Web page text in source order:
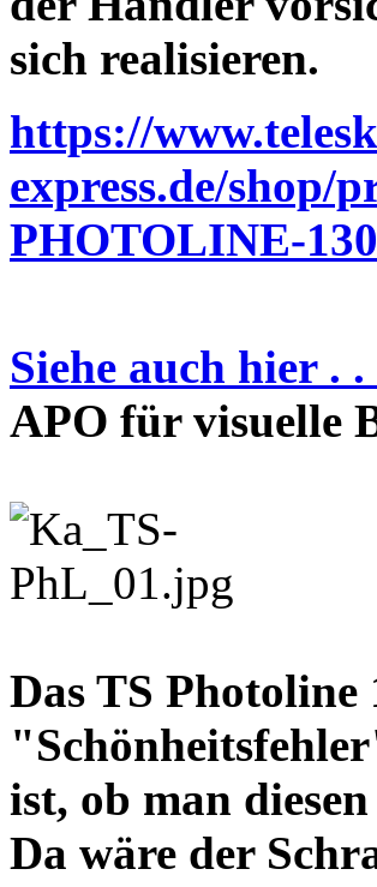
sich realisieren.
https://
express.de/shop/
PHOTOLINE-
Siehe auch hier . .
APO für visuelle
Das TS Photoline
ist, ob man
Da wäre der